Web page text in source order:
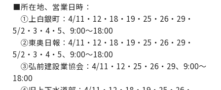
■所在地、営業日時：
①上白銀町：4/11・12・18・19・25・26・29・
5/2・3・4・5、9:00～18:00
②東奥日報：4/11・12・18・19・25・26・29・
5/2・3・4・5、9:00～18:00
③弘前建設業協会：4/11・12・25・26・29、9:00～
18:00